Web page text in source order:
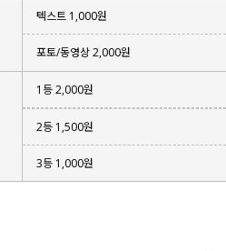
텍스트 1,000원
포토/동영상 2,000원
1등 2,000원
2등 1,500원
3등 1,000원